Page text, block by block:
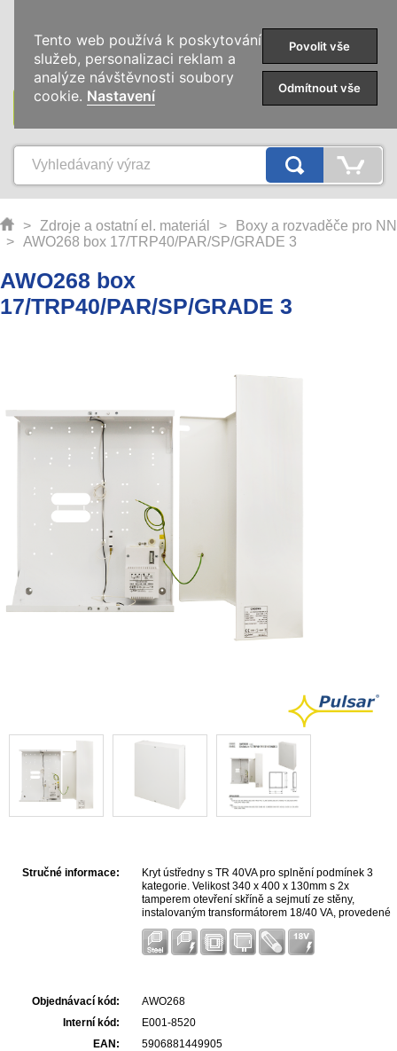
KATEGORIE
> Zdroje a ostatní el. materiál >
Boxy a rozvaděče pro NN
> AWO268 box 17/TRP40/PAR/SP/GRADE 3
AWO268 box
17/TRP40/PAR/SP/GRADE 3
Stručné informace:
Kryt ústředny s TR 40VA pro splnění podmínek 3
kategorie. Velikost 340 x 400 x 130mm s 2x
tamperem otevření skříně a sejmutí ze stěny,
instalovaným transformátorem 18/40 VA, provedené
pospojování, prostor pro 17Ah akumulátor, 8mm
distanční mezera od zdi. Předvrtané otvory pro
ústředny Esprit, Spectra, Digiplex
Objednávací kód:
AWO268
Interní kód:
E001-8520
EAN:
5906881449905
Tento web používá k poskytování
služeb, personalizaci reklam a
analýze návštěvnosti soubory
cookie. Nastavení
Povolit vše
Odmítnout vše